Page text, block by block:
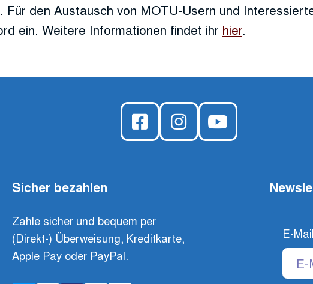
Für den Austausch von MOTU-Usern und
ein. Weitere Informationen findet ihr hier.
Sicher bezahlen
Zahle sicher und bequem per
(Direkt-) Überweisung, Kreditkarte,
Apple Pay oder PayPal.
E-Mail